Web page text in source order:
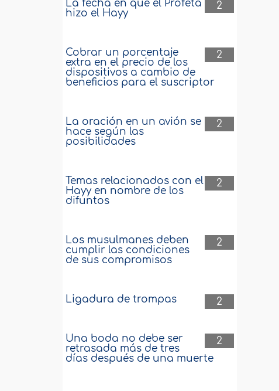
2
La fecha en que el Profeta
hizo el Hayy
2
Cobrar un porcentaje
extra en el precio de los
dispositivos a cambio de
beneficios para el suscriptor
2
La oración en un avión se
hace según las
posibilidades
2
Temas relacionados con el
Hayy en nombre de los
difuntos
2
Los musulmanes deben
cumplir las condiciones
de sus compromisos
2
Ligadura de trompas
2
Una boda no debe ser
retrasada más de tres
días después de una muerte